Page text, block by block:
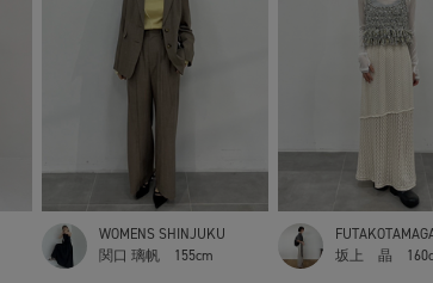
WOMENS SHINJUKU
関口 璃帆
155cm
坂上 晶